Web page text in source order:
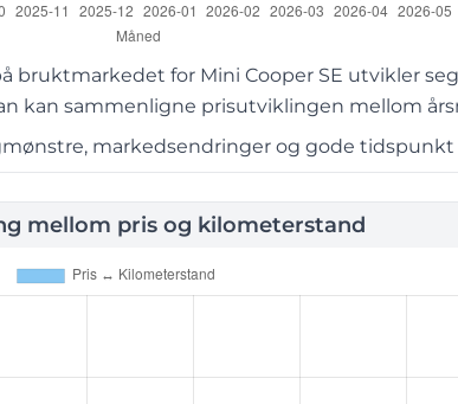
bruktmarkedet for Mini Cooper SE utvikler
kan sammenligne prisutviklingen mellom
markedsendringer og gode tidspunkt
mellom pris og kilometerstand